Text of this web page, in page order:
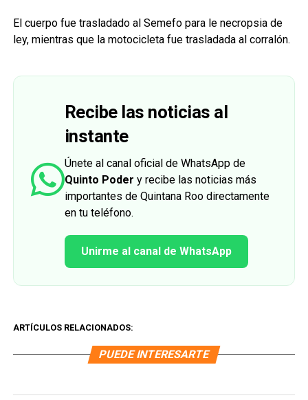
El cuerpo fue trasladado al Semefo para le necropsia de
ley, mientras que la motocicleta fue trasladada al corralón.
Recibe las noticias al
instante
Únete al canal oficial de WhatsApp de
Quinto Poder y recibe las noticias más
importantes de Quintana Roo directamente
en tu teléfono.
Unirme al canal de WhatsApp
ARTÍCULOS RELACIONADOS:
PUEDE INTERESARTE